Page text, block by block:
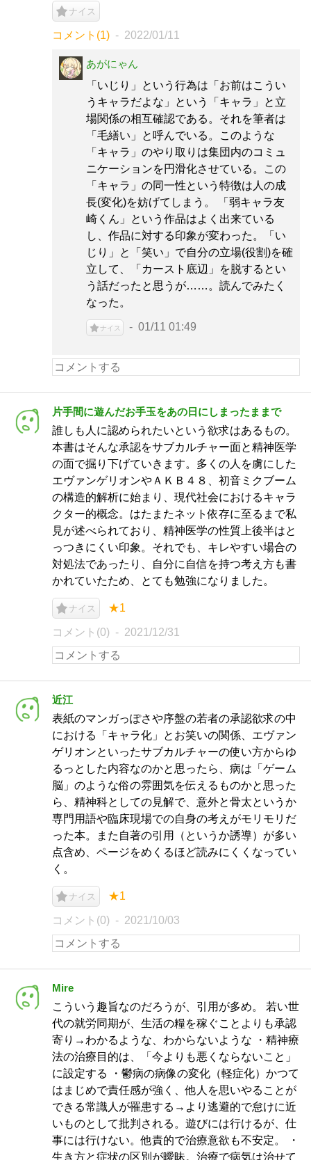
ナイス
コメント(1) 2022/01/11
あがにゃん
「いじり」という行為は「お前はこうい
うキャラだよな」という「キャラ」と立
場関係の相互確認である。それを筆者は
「毛繕い」と呼んでいる。このような
「キャラ」のやり取りは集団内のコミュ
ニケーションを円滑化させている。この
「キャラ」の同一性という特徴は人の成
長(変化)を妨げてしまう。 「弱キャラ友
崎くん」という作品はよく出来ている
し、作品に対する印象が変わった。「い
じり」と「笑い」で自分の立場(役割)を確
立して、「カースト底辺」を脱するとい
う話だったと思うが……。読んでみたく
なった。
ナイス 01/11 01:49
片手間に遊んだお手玉をあの日にしまったままで
誰しも人に認められたいという欲求はあるもの。
本書はそんな承認をサブカルチャー面と精神医学
の面で掘り下げていきます。多くの人を虜にした
エヴァンゲリオンやＡＫＢ４８、初音ミクブーム
の構造的解析に始まり、現代社会におけるキャラ
クター的概念。はたまたネット依存に至るまで私
見が述べられており、精神医学の性質上後半はと
っつきにくい印象。それでも、キレやすい場合の
対処法であったり、自分に自信を持つ考え方も書
かれていたため、とても勉強になりました。
ナイス ★1
コメント(0) 2021/12/31
近江
表紙のマンガっぽさや序盤の若者の承認欲求の中
における「キャラ化」とお笑いの関係、エヴァン
ゲリオンといったサブカルチャーの使い方からゆ
るっとした内容なのかと思ったら、病は「ゲーム
脳」のような俗の雰囲気を伝えるものかと思った
ら、精神科としての見解で、意外と骨太というか
専門用語や臨床現場での自身の考えがモリモリだ
った本。また自著の引用（というか誘導）が多い
点含め、ページをめくるほど読みにくくなってい
く。
ナイス ★1
コメント(0) 2021/10/03
Mire
こういう趣旨なのだろうが、引用が多め。 若い世
代の就労同期が、生活の糧を稼ぐことよりも承認
寄り→わかるような、わからないような ・精神療
法の治療目的は、「今よりも悪くならないこと」
に設定する ・鬱病の病像の変化（軽症化）かつて
はまじめで責任感が強く、他人を思いやることが
できる常識人が罹患する→より逃避的で怠けに近
いものとして批判される。遊びには行けるが、仕
事には行けない。他責的で治療意欲も不安定。 ・
生き方と症状の区別が曖昧。治療で病気は治せて